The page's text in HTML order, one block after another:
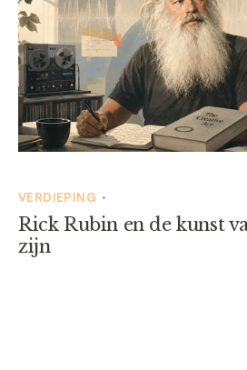
VERDIEPING •
Rick Rubin en de kunst
zijn